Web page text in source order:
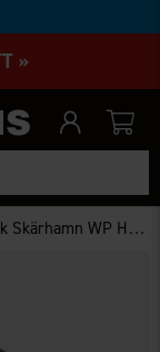
»
Skärhamn WP Herr